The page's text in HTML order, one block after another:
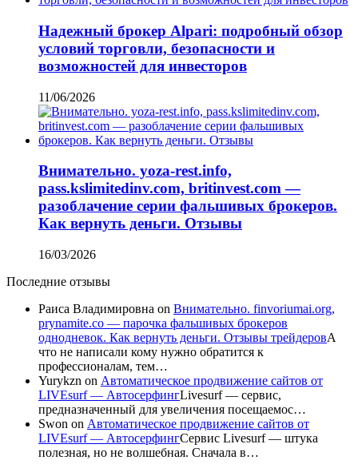
Надежный брокер Alpari: подробный обзор
условий торговли, безопасности и
возможностей для инвесторов
11/06/2026
Внимательно. yoza-rest.info,
pass.kslimitedinv.com, britinvest.com —
разоблачение серии фальшивых брокеров.
Как вернуть деньги. Отзывы
16/03/2026
Последние отзывы
Раиса Владимировна on Внимательно. finvoriumai.org,
prynamite.co — парочка фальшивых брокеров
однодневок. Как вернуть деньги. Отзывы трейдеровА
что не написали кому нужно обратится к
профессионалам, тем…
Yurykzn on Автоматическое продвижение сайтов от
LIVEsurf — АвтосерфингLivesurf — сервис,
предназначенный для увеличения посещаемос…
Swon on Автоматическое продвижение сайтов от
LIVEsurf — АвтосерфингСервис Livesurf — штука
полезная, но не волшебная. Сначала в…